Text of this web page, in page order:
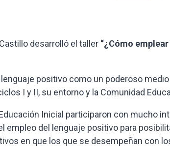
desarrolló el taller “¿Cómo
positivo como un poderoso
I y II, su entorno y la Comunidad
Inicial participaron con mucho
empleo del lenguaje positivo para
en que los que se desempeñan con